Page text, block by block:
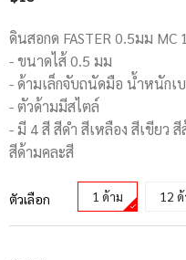
ดินสอกด FASTER 0.5มม MC
- ขนาดไส้ 0.5 มม
- ด้ามเล็กจับถนัดมือ น้ำหนักเ
- ตัวด้ามมีสไตล์
- มี 4 สี สีดำ สีเหลือง สีเขียว สี
สีด้ามคละสี
ตัวเลือก 1 ด้าม 12